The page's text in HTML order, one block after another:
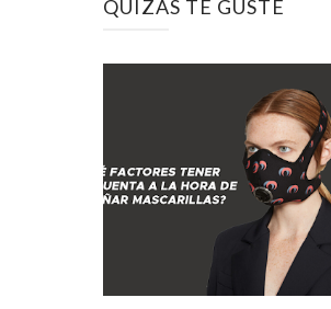
QUIZÁS TE GUSTE